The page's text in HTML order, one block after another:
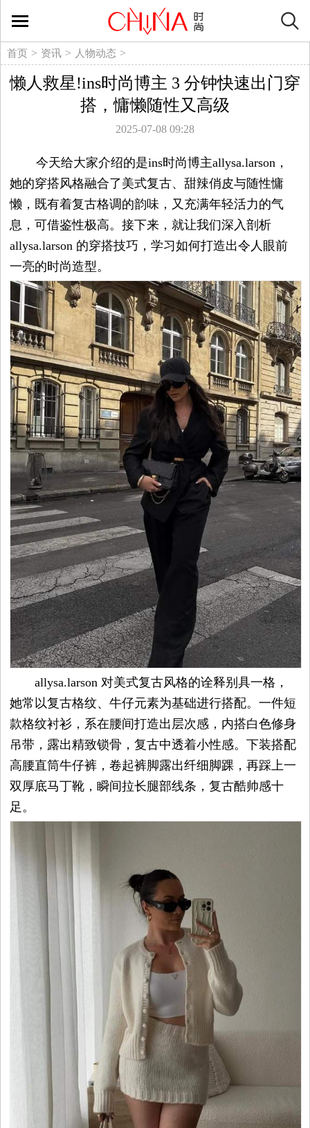
时
尚
生
式
新
平
台
资
讯
时
尚
奢
品
美
容
用
活
首页 > 资讯 > 人物动态 >
懒人救星!ins时尚博主 3 分钟快速出门穿
搭，慵懒随性又高级
2025-07-08 09:28
今天给大家介绍的是ins时尚博主allysa.larson，
她的穿搭风格融合了美式复古、甜辣俏皮与随性慵
懒，既有着复古格调的韵味，又充满年轻活力的气
息，可借鉴性极高。接下来，就让我们深入剖析
allysa.larson 的穿搭技巧，学习如何打造出令人眼前
一亮的时尚造型。
allysa.larson 对美式复古风格的诠释别具一格，
她常以复古格纹、牛仔元素为基础进行搭配。一件短
款格纹衬衫，系在腰间打造出层次感，内搭白色修身
吊带，露出精致锁骨，复古中透着小性感。下装搭配
高腰直筒牛仔裤，卷起裤脚露出纤细脚踝，再踩上一
双厚底马丁靴，瞬间拉长腿部线条，复古酷帅感十
足。